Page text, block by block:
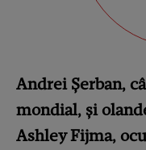
Andrei Șerban,
mondial, și
Ashley Fijma,